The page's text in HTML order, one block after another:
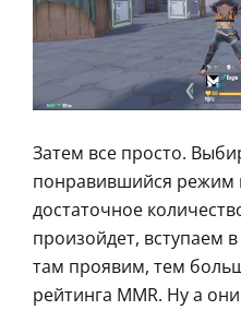
Затем все просто.
понравившийся режим
достаточное
произойдет, вступаем
там проявим, тем
рейтинга MMR. Ну а